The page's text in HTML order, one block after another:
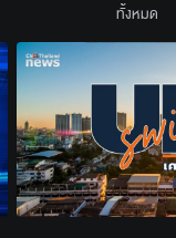
ทั้งหมด